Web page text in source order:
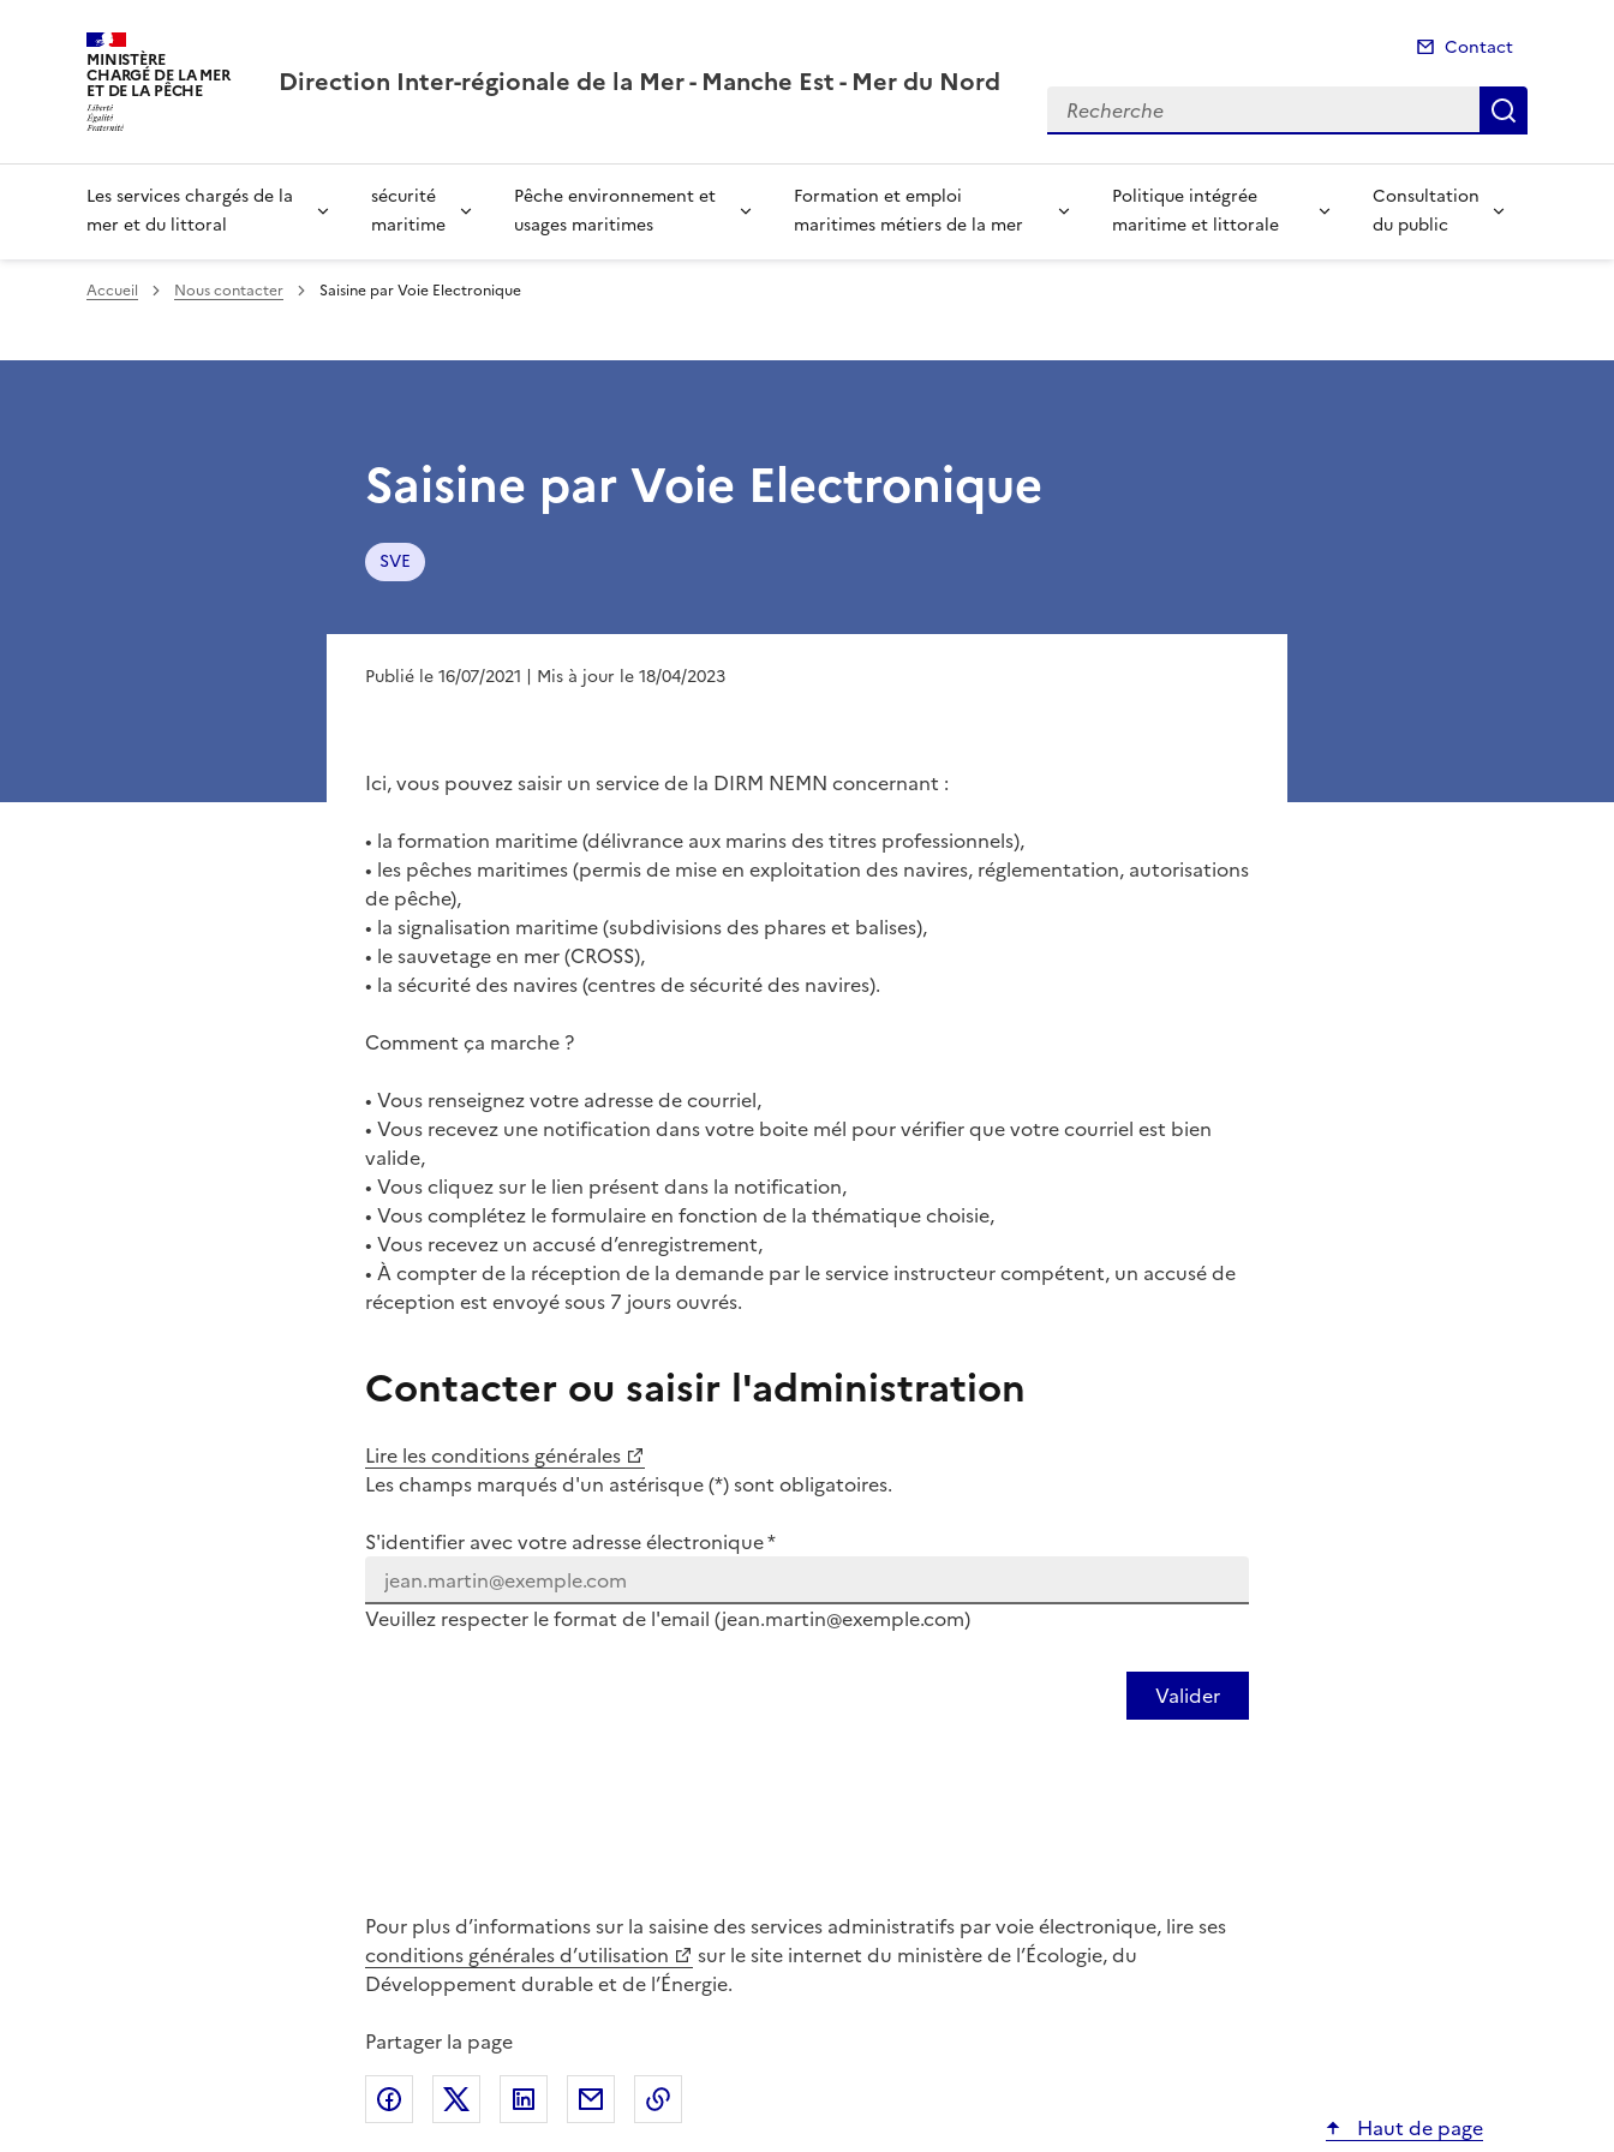
MINISTÈRE
CHARGÉ DE LA MER
ET DE LA PÊCHE Direction Inter-régionale de la Mer - Manche Est - Mer du Nord
Contact
Recherche
Les services chargés de la
mer et du littoral
sécurité
maritime
Pêche environnement et
usages maritimes
Formation et emploi
maritimes métiers de la mer
Politique intégrée
maritime et littorale
Consultation
du public
Accueil Nous contacter Saisine par Voie Electronique
Saisine par Voie Electronique
SVE
Publié le 16/07/2021 | Mis à jour le 18/04/2023
Ici, vous pouvez saisir un service de la DIRM NEMN concernant :
• la formation maritime (délivrance aux marins des titres professionnels),
• les pêches maritimes (permis de mise en exploitation des navires, réglementation, autorisations
de pêche),
• la signalisation maritime (subdivisions des phares et balises),
• le sauvetage en mer (CROSS),
• la sécurité des navires (centres de sécurité des navires).
Comment ça marche ?
• Vous renseignez votre adresse de courriel,
• Vous recevez une notification dans votre boite mél pour vérifier que votre courriel est bien
valide,
• Vous cliquez sur le lien présent dans la notification,
• Vous complétez le formulaire en fonction de la thématique choisie,
• Vous recevez un accusé d’enregistrement,
• À compter de la réception de la demande par le service instructeur compétent, un accusé de
réception est envoyé sous 7 jours ouvrés.
Contacter ou saisir l'administration
Lire les conditions générales
Les champs marqués d'un astérisque (*) sont obligatoires.
S'identifier avec votre adresse électronique *
Veuillez respecter le format de l'email (jean.martin@exemple.com)
Pour plus d’informations sur la saisine des services administratifs par voie électronique, lire ses
conditions générales d’utilisation
sur le site internet du ministère de l’Écologie, du
Développement durable et de l’Énergie.
Partager la page
Partager sur Facebook
Partager sur XPartager sur LinkedIn
Partager par email
Haut de page